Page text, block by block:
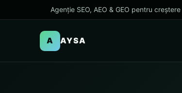
Agenție SEO, AEO & GEO pentru
A AYSA